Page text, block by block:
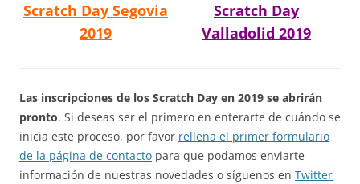
Scratch Day Segovia
2019
Scratch Day
Valladolid 2019
Las inscripciones de los Scratch Day en 2019 se abrirán
pronto. Si deseas ser el primero en enterarte de cuándo se
inicia este proceso, por favor rellena el primer formulario
de la página de contacto para que podamos enviarte
información de nuestras novedades o síguenos en Twitter